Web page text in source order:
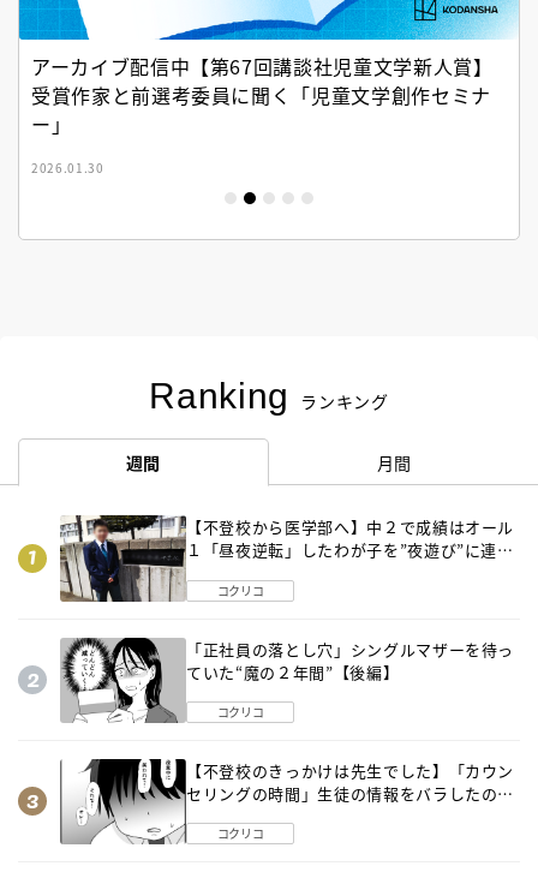
アーカイブ配信中【第67回講談社児童文学新人賞】
受賞作家と前選考委員に聞く「児童文学創作セミナ
ー」
2026.01.30
Ranking ランキング
週間 月間
【不登校から医学部へ】中２で成績はオール
１「昼夜逆転」したわが子を”夜遊び”に連れ
コクリコ
「正社員の落とし穴」シングルマザーを待っ
ていた“魔の２年間”【後編】
コクリコ
【不登校のきっかけは先生でした】「カウン
セリングの時間」生徒の情報をバラしたの
コクリコ